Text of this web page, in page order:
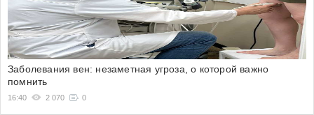
Заболевания вен: незаметная угроза, о которой важно
помнить
16:40 2 070 0